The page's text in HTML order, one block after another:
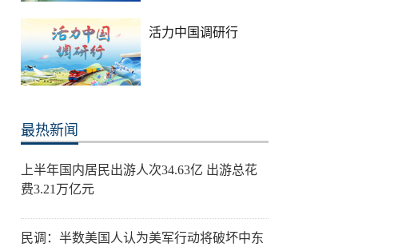
活力中国调研行
最热新闻
上半年国内居民出游人次34.63亿 出游总花
费3.21万亿元
民调：半数美国人认为美军行动将破坏中东